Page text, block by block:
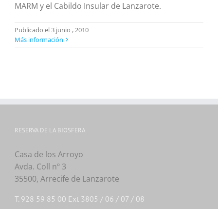
MARM y el Cabildo Insular de Lanzarote.
Publicado el 3 junio , 2010
Más información
RESERVA DE LA BIOSFERA
Casa de los Arroyo
Avda. Coll nº 3
35500, Arrecife de Lanzarote
T. 928 59 85 00 Ext 3805 / 06 / 07 / 08